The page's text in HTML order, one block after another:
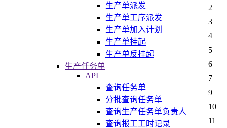
生产单派发
生产单工序派发
生产单加入计划
生产单挂起
生产单反挂起
生产任务单
API
查询任务单
分批查询任务单
查询生产任务单负责人
查询报工工时记录
2
3
4
5
6
7
9
10
11